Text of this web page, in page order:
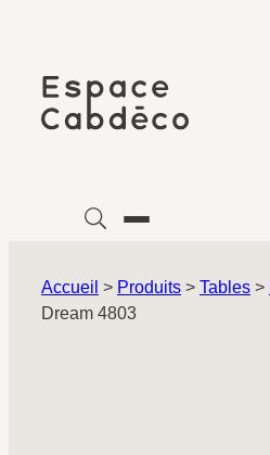
contenu
Accueil > Produits > Tables >
Dream 4803